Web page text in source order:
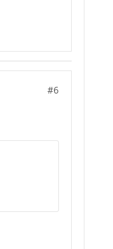
#6